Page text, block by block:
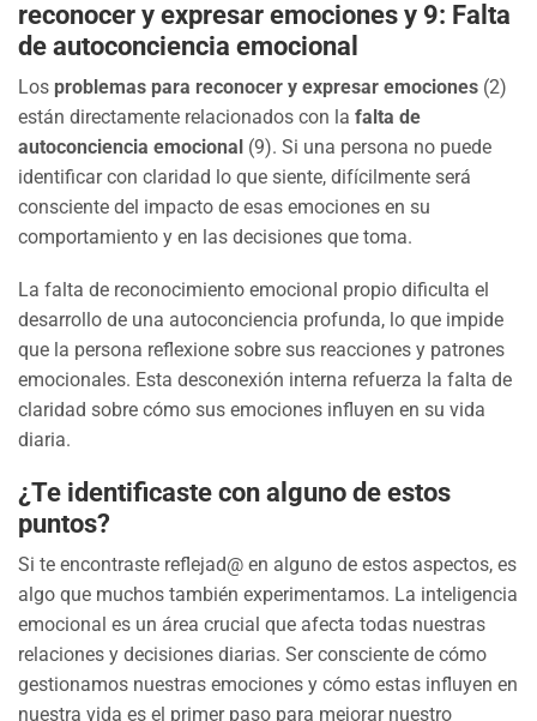
reconocer y expresar emociones y 9: Falta
de autoconciencia emocional
Los problemas para reconocer y expresar emociones (2)
están directamente relacionados con la falta de
autoconciencia emocional (9). Si una persona no puede
identificar con claridad lo que siente, difícilmente será
consciente del impacto de esas emociones en su
comportamiento y en las decisiones que toma.
La falta de reconocimiento emocional propio dificulta el
desarrollo de una autoconciencia profunda, lo que impide
que la persona reflexione sobre sus reacciones y patrones
emocionales. Esta desconexión interna refuerza la falta de
claridad sobre cómo sus emociones influyen en su vida
diaria.
¿Te identificaste con alguno de estos
puntos?
Si te encontraste reflejad@ en alguno de estos aspectos, es
algo que muchos también experimentamos. La inteligencia
emocional es un área crucial que afecta todas nuestras
relaciones y decisiones diarias. Ser consciente de cómo
gestionamos nuestras emociones y cómo estas influyen en
nuestra vida es el primer paso para mejorar nuestro